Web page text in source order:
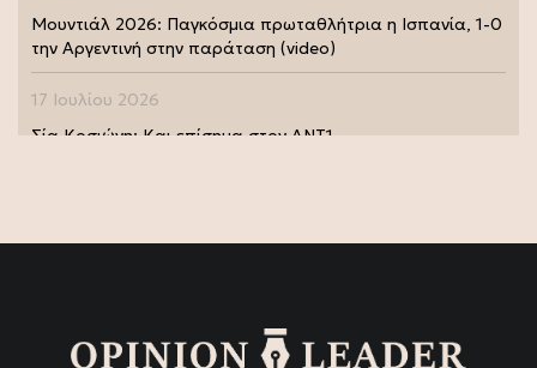
Μουντιάλ 2026: Παγκόσμια πρωταθλήτρια η Ισπανία, 1-0
την Αργεντινή στην παράταση (video)
17 Ιουλίου 2026
Σία Κοσιώνη: Και επίσημα στον ΑΝΤ1
της Μάρως Κοντού (photo)
Μάρω Κοντού: Πέθανε η σπουδαία ηθοποιός (video)